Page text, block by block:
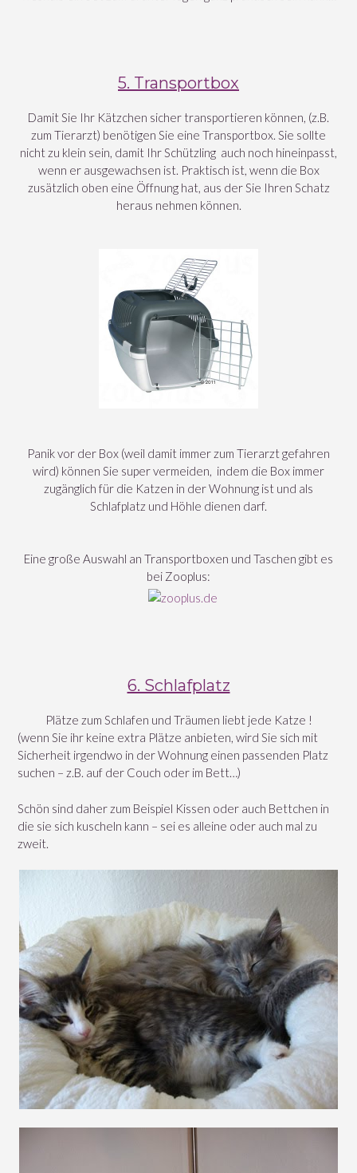
5. Transportbox
Damit Sie Ihr Kätzchen sicher transportieren können, (z.B.
zum Tierarzt) benötigen Sie eine Transportbox. Sie sollte
nicht zu klein sein, damit Ihr Schützling auch noch hineinpasst,
wenn er ausgewachsen ist. Praktisch ist, wenn die Box
zusätzlich oben eine Öffnung hat, aus der Sie Ihren Schatz
heraus nehmen können.
Panik vor der Box (weil damit immer zum Tierarzt gefahren
wird) können Sie super vermeiden, indem die Box immer
zugänglich für die Katzen in der Wohnung ist und als
Schlafplatz und Höhle dienen darf.
Eine große Auswahl an Transportboxen und Taschen gibt es
bei Zooplus:
6. Schlafplatz
Plätze zum Schlafen und Träumen liebt jede Katze !
(wenn Sie ihr keine extra Plätze anbieten, wird Sie sich mit
Sicherheit irgendwo in der Wohnung einen passenden Platz
suchen – z.B. auf der Couch oder im Bett…)
Schön sind daher zum Beispiel Kissen oder auch Bettchen in
die sie sich kuscheln kann – sei es alleine oder auch mal zu
zweit.